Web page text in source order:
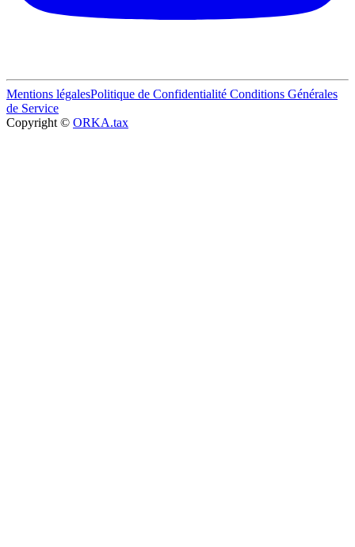
Mentions légalesPolitique de Confidentialité Conditions Générales
de Service
Copyright © ORKA.tax